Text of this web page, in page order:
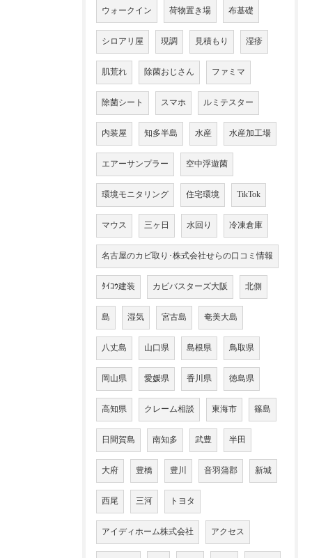
ウォークイン 荷物置き場 布基礎
シロアリ屋 現調 見積もり 湿疹
肌荒れ 除菌おじさん ファミマ
除菌シート スマホ ルミテスター
内装屋 知多半島 水産 水産加工場
エアーサンプラー 空中浮遊菌
環境モニタリング 住宅環境 TikTok
マウス 三ヶ日 水回り 冷凍倉庫
名古屋のカビ取り･株式会社せらの口コミ情報
ﾀｲｺｳ建装 カビバスターズ大阪 北側
島 湿気 宮古島 奄美大島
八丈島 山口県 島根県 鳥取県
岡山県 愛媛県 香川県 徳島県
高知県 クレーム相談 東海市 篠島
日間賀島 南知多 武豊 半田
大府 豊橋 豊川 音羽蒲郡 新城
西尾 三河 トヨタ
アイディホーム株式会社 アクセス